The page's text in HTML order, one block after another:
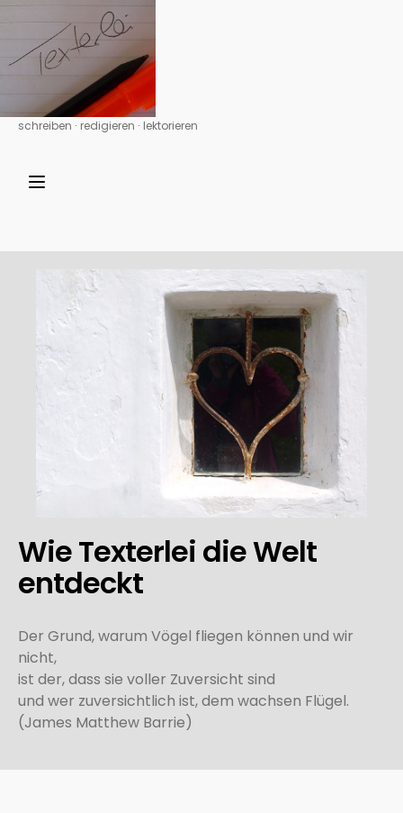
schreiben ∙ redigieren ∙ lektorieren
Wie Texterlei die Welt
entdeckt
Der Grund, warum Vögel fliegen können und wir
nicht,
ist der, dass sie voller Zuversicht sind
und wer zuversichtlich ist, dem wachsen Flügel.
(James Matthew Barrie)